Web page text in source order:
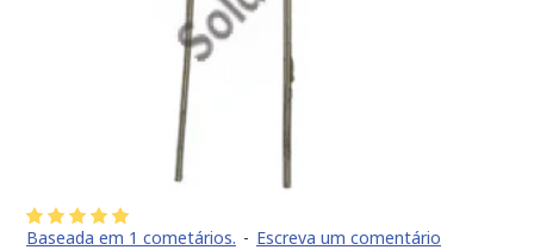
Baseada em 1 cometários. - Escreva um comentário